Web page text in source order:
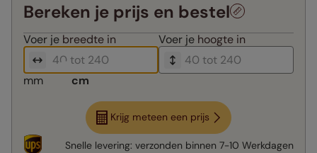
Bereken je prijs en bestel
Voer je breedte in Voer je hoogte in
mm cm
Krijg meteen een prijs
Snelle levering: verzonden binnen 7-10 Werkdagen